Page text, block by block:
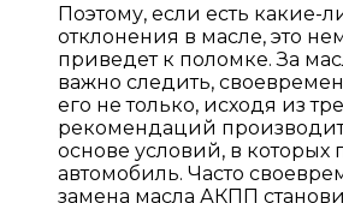
Поэтому, если есть какие-
отклонения в масле, это
приведет к поломке. За
важно следить,
его не только, исходя из
рекомендаций
основе условий, в которых
автомобиль. Часто
замена масла АКПП